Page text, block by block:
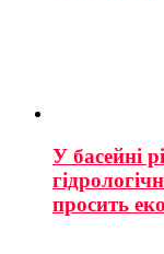
У басейні
просить